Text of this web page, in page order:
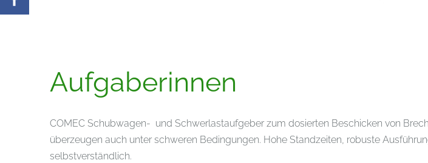
Aufgaberinnen
COMEC Schubwagen- und Schwerlastaufgeber zum dosierten Beschicken von
überzeugen auch unter schweren Bedingungen. Hohe Standzeiten, robuste
selbstverständlich.